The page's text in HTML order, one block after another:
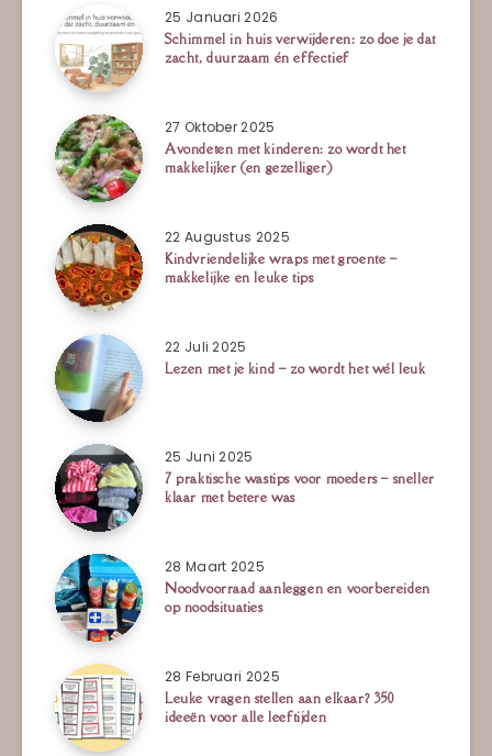
25 Januari 2026
Schimmel in huis verwijderen: zo doe je dat
zacht, duurzaam én effectief
27 Oktober 2025
Avondeten met kinderen: zo wordt het
makkelijker (en gezelliger)
22 Augustus 2025
Kindvriendelijke wraps met groente –
makkelijke en leuke tips
22 Juli 2025
Lezen met je kind – zo wordt het wél leuk
25 Juni 2025
7 praktische wastips voor moeders – sneller
klaar met betere was
28 Maart 2025
Noodvoorraad aanleggen en voorbereiden
op noodsituaties
28 Februari 2025
Leuke vragen stellen aan elkaar? 350
ideeën voor alle leeftijden